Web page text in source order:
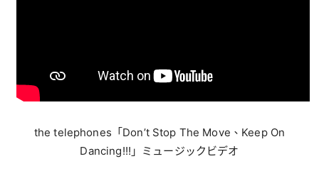
the telephones「Don’t Stop The Move、Keep On
Dancing!!!」ミュージックビデオ